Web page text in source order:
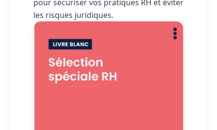
pour sécuriser vos pratiques RH et éviter
les risques juridiques.